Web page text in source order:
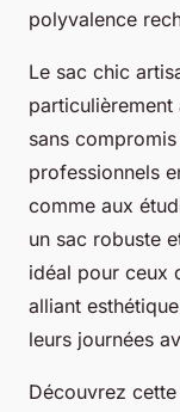
polyvalence
Le sac chic
sans
professionnels
comme aux
un sac robuste
idéal pour ceux
alliant
leurs journées
Découvrez